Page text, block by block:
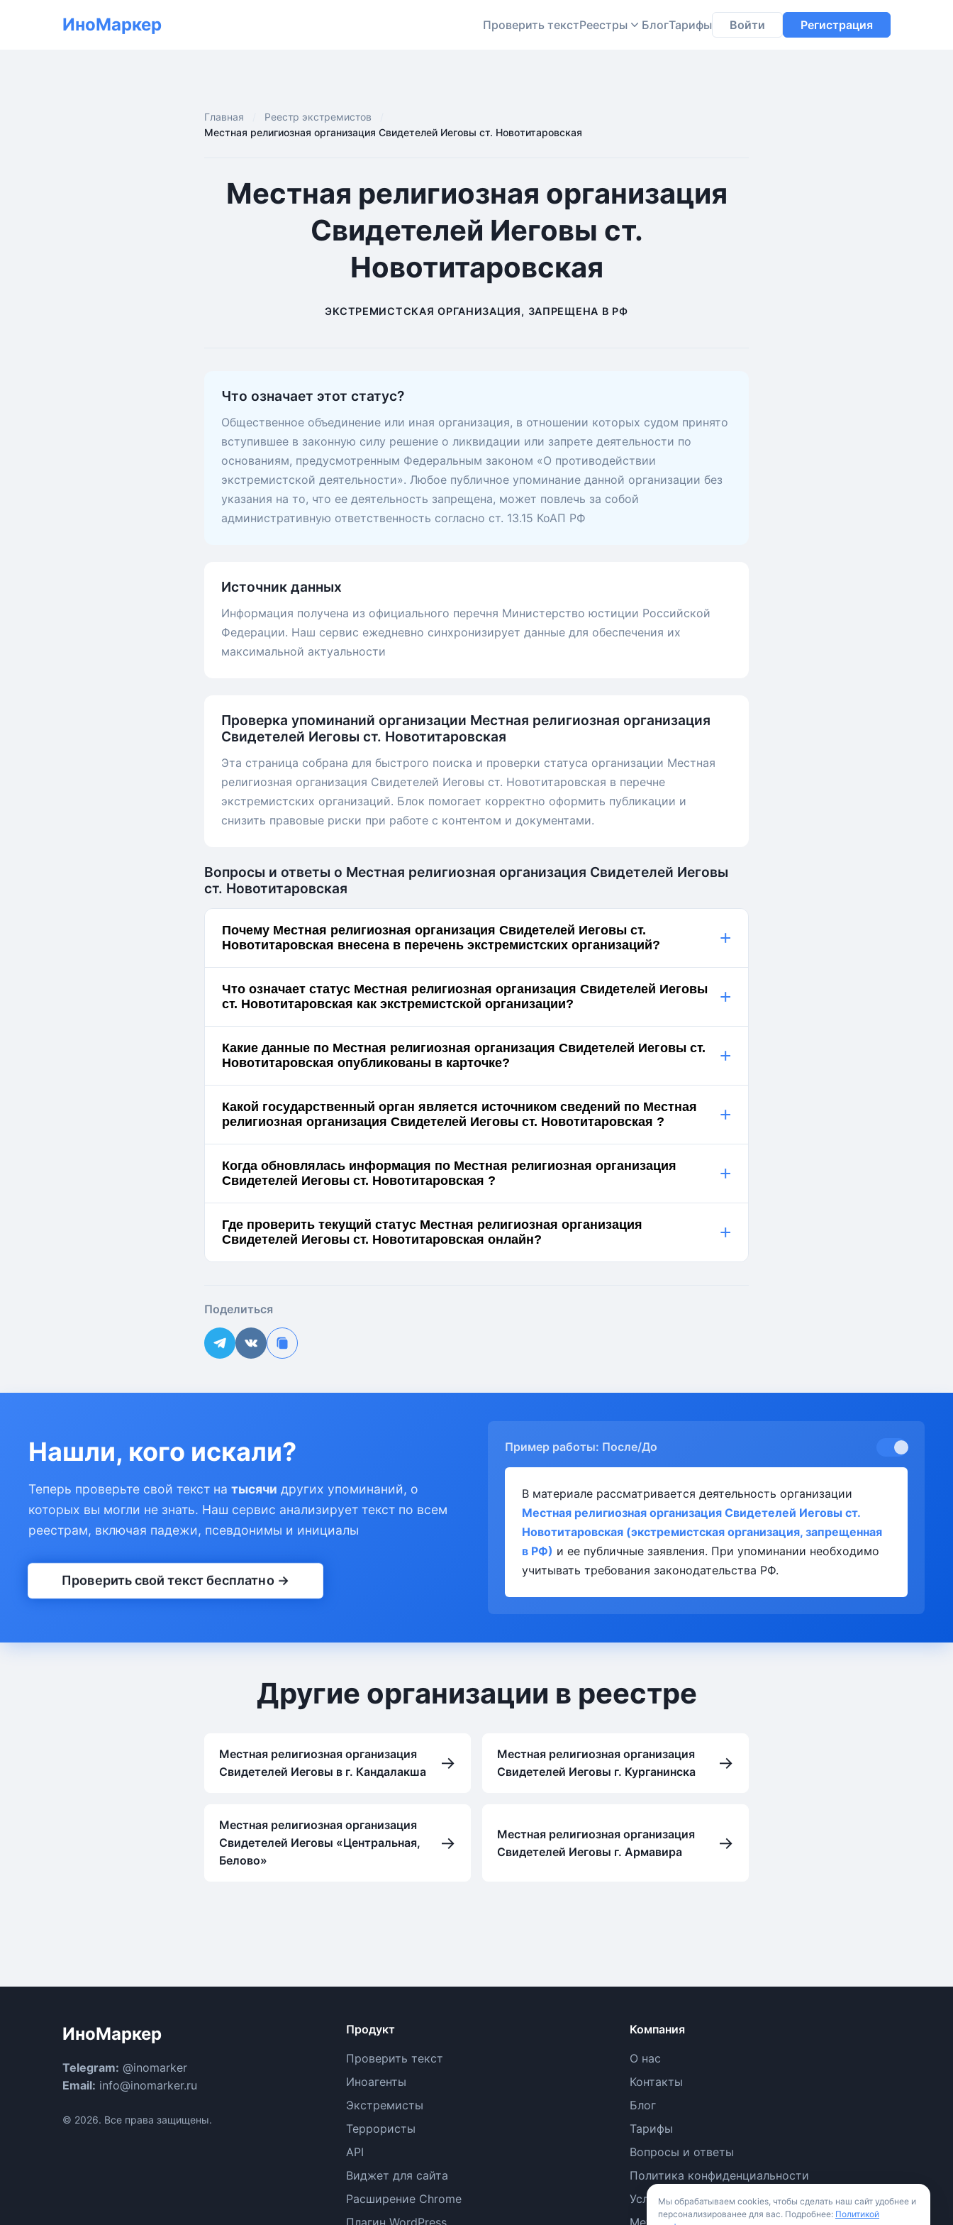
ИноМаркер Проверить текстРеестры БлогТарифы Войти Регистрация
Главная
Реестр экстремистов
Местная религиозная организация Свидетелей Иеговы ст. Новотитаровская
Местная религиозная организация
Свидетелей Иеговы ст.
Новотитаровская
ЭКСТРЕМИСТСКАЯ ОРГАНИЗАЦИЯ, ЗАПРЕЩЕНА В РФ
Что означает этот статус?
Общественное объединение или иная организация, в отношении которых судом принято
вступившее в законную силу решение о ликвидации или запрете деятельности по
основаниям, предусмотренным Федеральным законом «О противодействии
экстремистской деятельности». Любое публичное упоминание данной организации без
указания на то, что ее деятельность запрещена, может повлечь за собой
административную ответственность согласно ст. 13.15 КоАП РФ
Источник данных
Информация получена из официального перечня Министерство юстиции Российской
Федерации. Наш сервис ежедневно синхронизирует данные для обеспечения их
максимальной актуальности
Проверка упоминаний организации Местная религиозная организация
Свидетелей Иеговы ст. Новотитаровская
Эта страница собрана для быстрого поиска и проверки статуса организации Местная
религиозная организация Свидетелей Иеговы ст. Новотитаровская в перечне
экстремистских организаций. Блок помогает корректно оформить публикации и
снизить правовые риски при работе с контентом и документами.
Вопросы и ответы о Местная религиозная организация Свидетелей Иеговы
ст. Новотитаровская
Почему Местная религиозная организация Свидетелей Иеговы ст.
Новотитаровская внесена в перечень экстремистских организаций?
+
Что означает статус Местная религиозная организация Свидетелей Иеговы
ст. Новотитаровская как экстремистской организации?
+
Какие данные по Местная религиозная организация Свидетелей Иеговы ст.
Новотитаровская опубликованы в карточке?
+
Какой государственный орган является источником сведений по Местная
религиозная организация Свидетелей Иеговы ст. Новотитаровская ?
+
Когда обновлялась информация по Местная религиозная организация
Свидетелей Иеговы ст. Новотитаровская ?
+
Где проверить текущий статус Местная религиозная организация
Свидетелей Иеговы ст. Новотитаровская онлайн?
+
Поделиться
Нашли, кого искали?
Теперь проверьте свой текст на тысячи других упоминаний, о
которых вы могли не знать. Наш сервис анализирует текст по всем
реестрам, включая падежи, псевдонимы и инициалы
Проверить свой текст бесплатно →
Пример работы: После/До
В материале рассматривается деятельность организации
Местная религиозная организация Свидетелей Иеговы ст.
Новотитаровская (экстремистская организация, запрещенная
в РФ) и ее публичные заявления. При упоминании необходимо
учитывать требования законодательства РФ.
Другие организации в реестре
Местная религиозная организация
Свидетелей Иеговы в г. Кандалакша
→
Местная религиозная организация
Свидетелей Иеговы г. Курганинска
→
Местная религиозная организация
Свидетелей Иеговы «Центральная,
Белово»
→
Местная религиозная организация
Свидетелей Иеговы г. Армавира
→
ИноМаркер
Telegram: @inomarker
Email: info@inomarker.ru
© 2026. Все права защищены.
Продукт
Проверить текст
Иноагенты
Экстремисты
Террористы
API
Виджет для сайта
Расширение Chrome
Плагин WordPress
Компания
О нас
Контакты
Блог
Тарифы
Вопросы и ответы
Политика конфиденциальности
Условия использования
Методология
Мы обрабатываем cookies, чтобы сделать наш сайт удобнее и
персонализированее для вас. Подробнее: Политикой